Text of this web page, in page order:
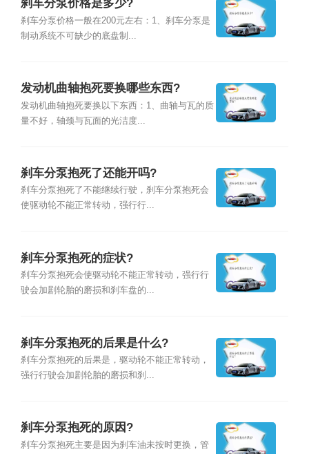
刹车分泵价格是多少?
刹车分泵价格一般在200元左右：1、刹车分泵是
制动系统不可缺少的底盘制...
发动机曲轴抱死要换哪些东西?
发动机曲轴抱死要换以下东西：1、曲轴与瓦的质
量不好，轴颈与瓦面的光洁度...
刹车分泵抱死了还能开吗?
刹车分泵抱死了不能继续行驶，刹车分泵抱死会
使驱动轮不能正常转动，强行行...
刹车分泵抱死的症状?
刹车分泵抱死会使驱动轮不能正常转动，强行行
驶会加剧轮胎的磨损和刹车盘的...
刹车分泵抱死的后果是什么?
刹车分泵抱死的后果是，驱动轮不能正常转动，
强行行驶会加剧轮胎的磨损和刹...
刹车分泵抱死的原因?
刹车分泵抱死主要是因为刹车油未按时更换，管